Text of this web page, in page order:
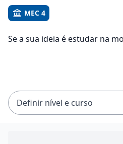
MEC 4
Se a sua ideia é estudar na
R$ 194,65.
Definir nível e curso